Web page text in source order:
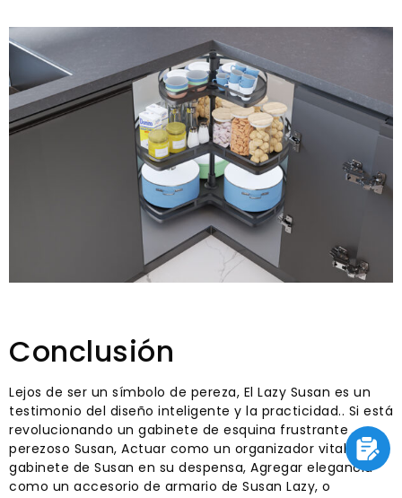
Conclusión
Lejos de ser un símbolo de pereza, El Lazy Susan es un
testimonio del diseño inteligente y la practicidad.. Si está
revolucionando un gabinete de esquina frustrante
perezoso Susan, Actuar como un organizador vital de
gabinete de Susan en su despensa, Agregar elegancia
como un accesorio de armario de Susan Lazy, o